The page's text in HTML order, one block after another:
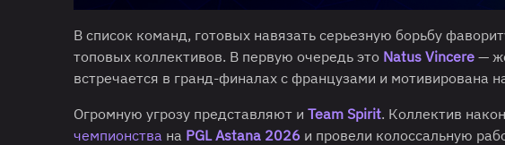
В список команд, готовых навязать серьезную борьбу
топовых коллективов. В первую очередь это Natus Vincere —
встречается в гранд-финалах с французами и мотивирована
Огромную угрозу представляют и Team Spirit. Коллектив
чемпионства на PGL Astana 2026 и провели колоссальную